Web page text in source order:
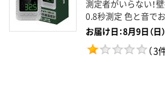
測定者がいらない！
0.8秒測定 色と音で
お届け日：8月9日（日）
（3